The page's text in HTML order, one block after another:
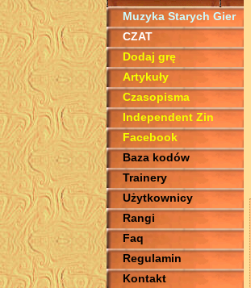
Muzyka Starych Gier
CZAT
Dodaj grę
Artykuły
Czasopisma
Independent Zin
Facebook
Baza kodów
Trainery
Użytkownicy
Rangi
Faq
Regulamin
Kontakt